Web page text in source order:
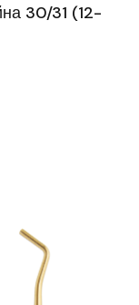
30/31 (12-